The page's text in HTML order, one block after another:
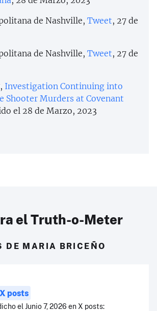
de Nashville, Tweet, 27 de
de Nashville, Tweet, 27 de
Investigation Continuing into
Shooter Murders at Covenant
el 28 de Marzo, 2023
el Truth-o-Meter
DE MARIA BRICEÑO
X posts
el Junio 7, 2026 en X posts: